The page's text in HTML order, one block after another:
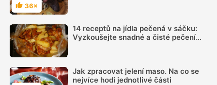
Hodnocení
36×
14 receptů na jídla pečená v sáčku:
Vyzkoušejte snadné a čisté pečení
Jak zpracovat jelení maso. Na co se
nejvíce hodí jednotlivé části